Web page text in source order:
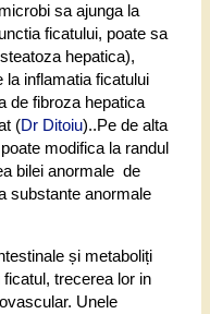
sa ajunga la
ficatului, poate sa
hepatica),
la inflamatia ficatului
de fibroza hepatica
(Dr Ditoiu)..Pe de alta
modifica la randul
bilei anormale de
substante anormale
și metaboliți
trecerea lor in
Unele